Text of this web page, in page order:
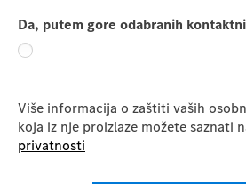
Da, putem gore odabranih
Više informacija o zaštiti vaših
koja iz nje proizlaze možete saznati
privatnosti